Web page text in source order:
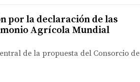
por la declaración de las
Agrícola Mundial
de la propuesta del Consorcio de